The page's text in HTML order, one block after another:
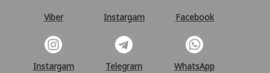
Viber Instargam Facebook
Instargam Telegram WhatsApp